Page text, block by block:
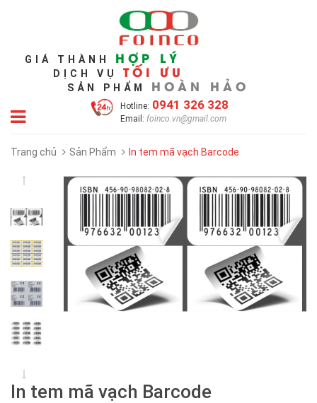
GIÁ THÀNH HỢP LÝ
DỊCH VỤ TỐI ƯU
SẢN PHẨM HOÀN HẢO
Hotline: 0941 326 328
Email: foinco.vn@gmail.com
Trang chủ Sản Phẩm In tem mã vạch Barcode
In tem mã vạch Barcode